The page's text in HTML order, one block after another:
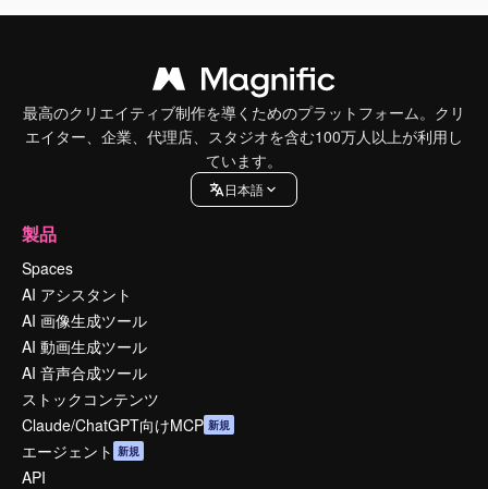
最高のクリエイティブ制作を導くためのプラットフォーム。クリ
エイター、企業、代理店、スタジオを含む100万人以上が利用し
ています。
日本語
製品
Spaces
AI アシスタント
AI 画像生成ツール
AI 動画生成ツール
AI 音声合成ツール
ストックコンテンツ
Claude/ChatGPT向けMCP 新規
エージェント 新規
API